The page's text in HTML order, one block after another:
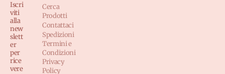
Iscri
viti
alla
new
slett
er
per
rice
vere
Cerca
Prodotti
Contattaci
Spedizioni
Termini e
Condizioni
Privacy
Policy